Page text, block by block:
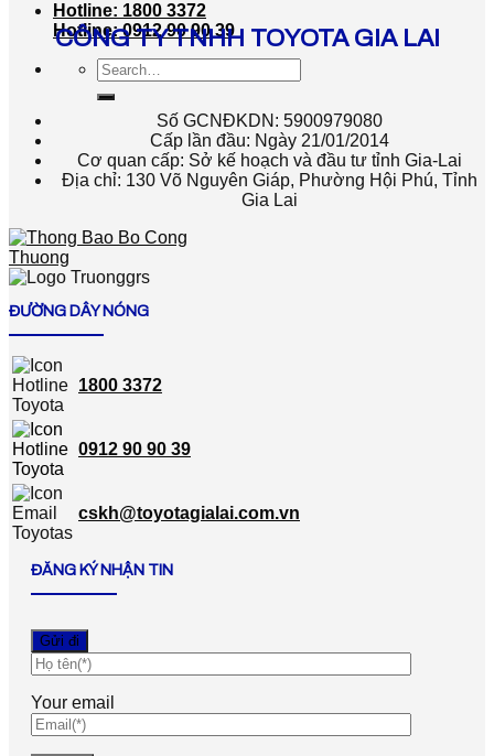
Hotline: 1800 3372
Hotline: 0912 90 90 39
Search
for:
CÔNG TY TNHH TOYOTA GIA LAI
Số GCNĐKDN: 5900979080
Cấp lần đầu: Ngày 21/01/2014
Cơ quan cấp: Sở kế hoạch và đầu tư tỉnh Gia-Lai
Địa chỉ: 130 Võ Nguyên Giáp, Phường Hội Phú, Tỉnh
Gia Lai
ĐƯỜNG DÂY NÓNG
1800 3372
0912 90 90 39
cskh@toyotagialai.com.vn
ĐĂNG KÝ NHẬN TIN
Your email